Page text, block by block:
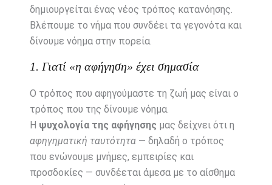
δημιουργείται ένας νέος τρόπος κατανόησης.
Βλέπουμε το νήμα που συνδέει τα γεγονότα και
δίνουμε νόημα στην πορεία.
1. Γιατί «η αφήγηση» έχει σημασία
Ο τρόπος που αφηγούμαστε τη ζωή μας είναι ο
τρόπος που της δίνουμε νόημα.
Η ψυχολογία της αφήγησης μας δείχνει ότι η
αφηγηματική ταυτότητα— δηλαδή ο τρόπος
που ενώνουμε μνήμες, εμπειρίες και
προσδοκίες — συνδέεται άμεσα με το αίσθημα